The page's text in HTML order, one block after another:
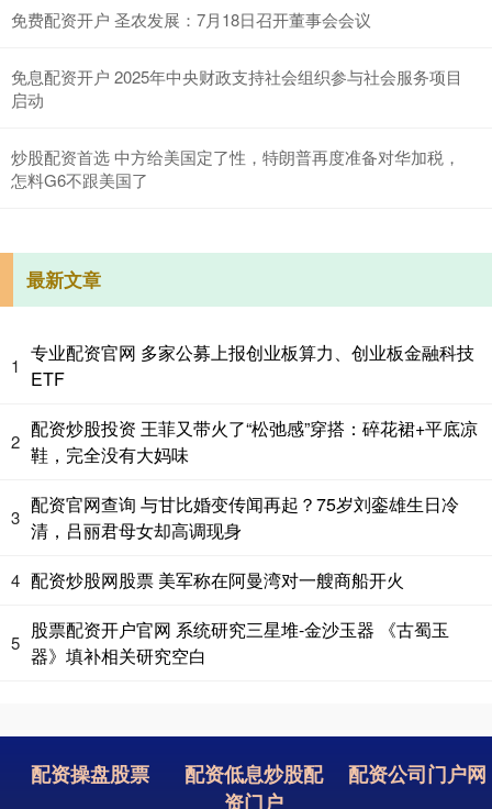
免费配资开户 圣农发展：7月18日召开董事会会议
免息配资开户 2025年中央财政支持社会组织参与社会服务项目
启动
炒股配资首选 中方给美国定了性，特朗普再度准备对华加税，
怎料G6不跟美国了
最新文章
1
专业配资官网 多家公募上报创业板算力、创业板金融科技
ETF
2
配资炒股投资 王菲又带火了“松弛感”穿搭：碎花裙+平底凉
鞋，完全没有大妈味
3
配资官网查询 与甘比婚变传闻再起？75岁刘銮雄生日冷
清，吕丽君母女却高调现身
4 配资炒股网股票 美军称在阿曼湾对一艘商船开火
5
股票配资开户官网 系统研究三星堆-金沙玉器 《古蜀玉
器》填补相关研究空白
配资操盘股票
配资低息炒股配
资门户
配资公司门户网